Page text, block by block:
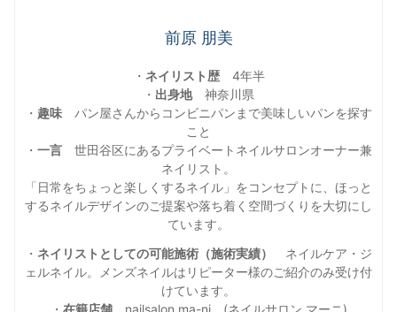
前原 朋美
・ ネイリスト歴4年半
・ 出身地神奈川県
・ 趣味 パン屋さんからコンビニパンまで美味しいパンを探す
こと
・ 一言 世田谷区にあるプライベートネイルサロンオーナー兼
ネイリスト。
「日常をちょっと楽しくするネイル」をコンセプトに、ほっと
するネイルデザインのご提案や落ち着く空間づくりを大切にし
ています。
・ ネイリストとしての可能施術（施術実績）
ネイルケア・ジ
ェルネイル。メンズネイルはリピーター様のご紹介のみ受け付
けています。
・ 在籍店舗nailsalon ma-ni (ネイルサロン マーニ)